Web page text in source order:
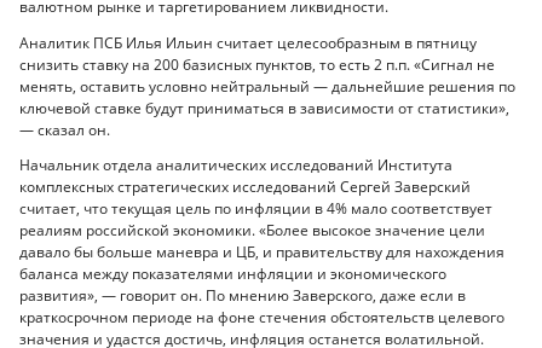
валютном рынке и таргетированием ликвидности.
Аналитик ПСБ Илья Ильин считает целесообразным в пятницу
снизить ставку на 200 базисных пунктов, то есть 2 п.п. «Сигнал не
менять, оставить условно нейтральный — дальнейшие решения по
ключевой ставке будут приниматься в зависимости от статистики»,
— сказал он.
Начальник отдела аналитических исследований Института
комплексных стратегических исследований Сергей Заверский
считает, что текущая цель по инфляции в 4% мало соответствует
реалиям российской экономики. «Более высокое значение цели
давало бы больше маневра и ЦБ, и правительству для нахождения
баланса между показателями инфляции и экономического
развития», — говорит он. По мнению Заверского, даже если в
краткосрочном периоде на фоне стечения обстоятельств целевого
значения и удастся достичь, инфляция останется волатильной.